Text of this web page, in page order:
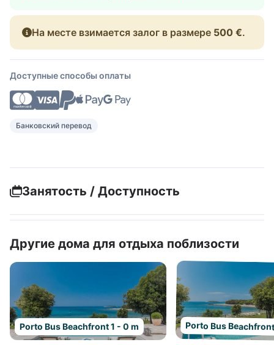
На месте взимается залог в размере 500 €.
Доступные способы оплаты
Банковский перевод
Занятость / Доступность
Другие дома для отдыха поблизости
Porto Bus Beachfront 1 - 0 m Porto Bus